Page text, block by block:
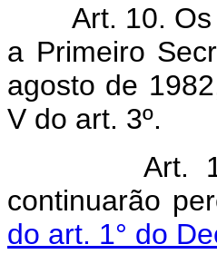
Art. 10.
a Primeiro
agosto de
V do art. 3º.
Art.
continuarão
do art. 1° do